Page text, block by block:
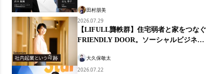
田村朋美
2026.07.29
【LIFULL龔軼群】住宅弱者と家をつなぐ
FRIENDLY DOOR。ソーシャルビジネス
大久保敬太
2026.07.22